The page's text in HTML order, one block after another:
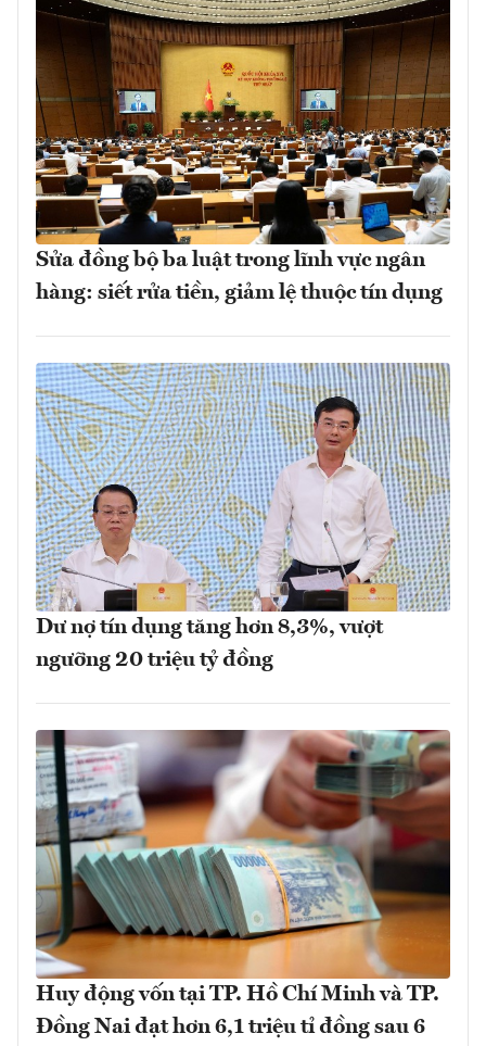
Sửa đồng bộ ba luật trong lĩnh vực ngân
hàng: siết rửa tiền, giảm lệ thuộc tín dụng
Dư nợ tín dụng tăng hơn 8,3%, vượt
ngưỡng 20 triệu tỷ đồng
Huy động vốn tại TP. Hồ Chí Minh và TP.
Đồng Nai đạt hơn 6,1 triệu tỉ đồng sau 6